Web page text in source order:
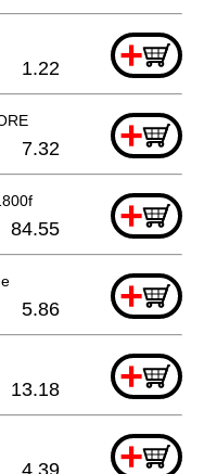
+
1.22
+
7.32
+
84.55
+
5.86
+
13.18
+
4.39